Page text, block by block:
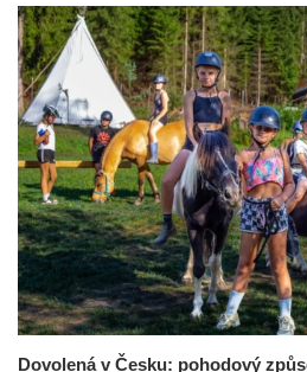
Dovolená v Česku: pohodový